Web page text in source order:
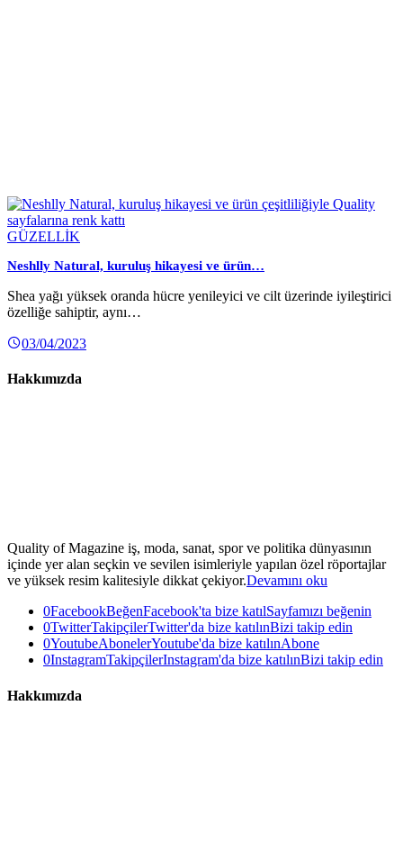
GÜZELLİK
Neshlly Natural, kuruluş hikayesi ve ürün…
Shea yağı yüksek oranda hücre yenileyici ve cilt üzerinde iyileştirici
özelliğe sahiptir, aynı…
03/04/2023
Hakkımızda
Quality of Magazine iş, moda, sanat, spor ve politika dünyasının
içinde yer alan seçkin ve sevilen isimleriyle yapılan özel röportajlar
ve yüksek resim kalitesiyle dikkat çekiyor.Devamını oku
0FacebookBeğenFacebook'ta bize katılSayfamızı beğenin
0TwitterTakipçilerTwitter'da bize katılınBizi takip edin
0YoutubeAbonelerYoutube'da bize katılınAbone
0InstagramTakipçilerInstagram'da bize katılınBizi takip edin
Hakkımızda